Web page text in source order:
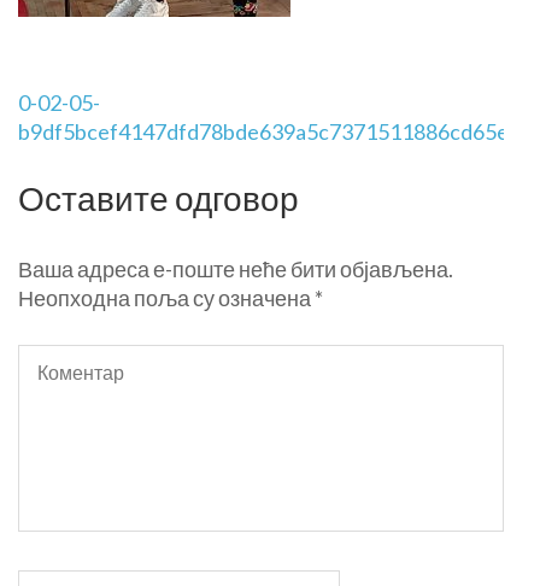
0-02-05-
Оставите одговор
Ваша адреса е-поште неће бити објављена.
Неопходна поља су означена *